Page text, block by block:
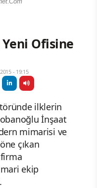
Ofisine
- 19:15
ilklerin
İnşaat
mimarisi ve
çıkan
ekip